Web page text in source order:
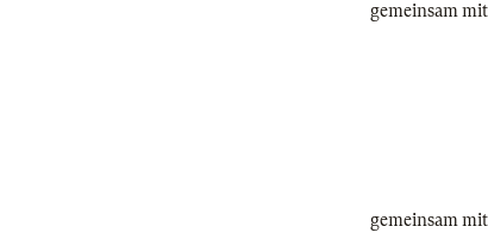
gemeinsam
gemeinsam